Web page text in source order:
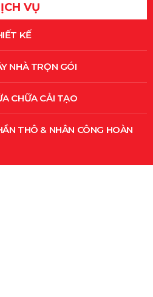
VỤ
KẾ
NHÀ TRỌN GÓI
CHỮA CẢI TẠO
THÔ & NHÂN CÔNG HOÀN